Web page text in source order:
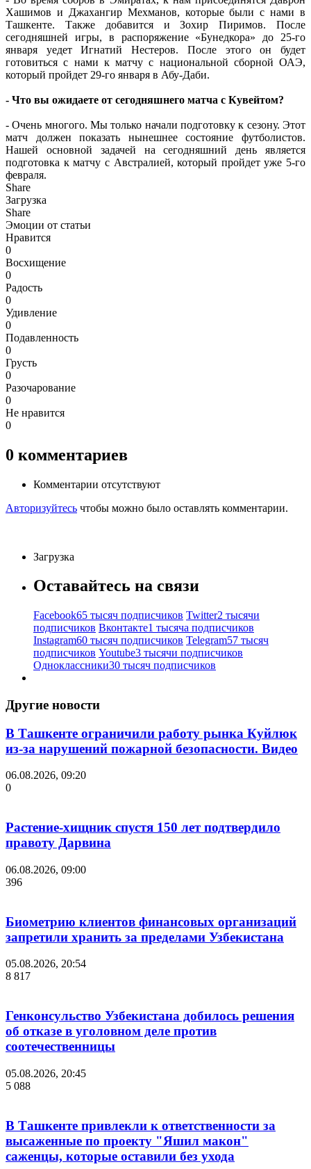
Хашимов и Джахангир Мехманов, которые были с нами в
Ташкенте. Также добавится и Зохир Пиримов. После
сегодняшней игры, в распоряжение «Бунедкора» до 25-го
января уедет Игнатий Нестеров. После этого он будет
готовиться с нами к матчу с национальной сборной ОАЭ,
который пройдет 29-го января в Абу-Даби.
- Что вы ожидаете от сегодняшнего матча с Кувейтом?
- Очень многого. Мы только начали подготовку к сезону. Этот
матч должен показать нынешнее состояние футболистов.
Нашей основной задачей на сегодняшний день является
подготовка к матчу с Австралией, который пройдет уже 5-го
февраля.
Share
Загрузка
Share
Эмоции от статьи
Нравится
0
Восхищение
0
Радость
0
Удивление
0
Подавленность
0
Грусть
0
Разочарование
0
Не нравится
0
0 комментариев
Комментарии отсутствуют
Авторизуйтесь чтобы можно было оставлять комментарии.
Загрузка
Оставайтесь на связи
Facebook65 тысяч подписчиков Twitter2 тысячи
подписчиков Вконтакте1 тысяча подписчиков
Instagram60 тысяч подписчиков Telegram57 тысяч
подписчиков Youtube3 тысячи подписчиков
Одноклассники30 тысяч подписчиков
Другие новости
В Ташкенте ограничили работу рынка Куйлюк
из-за нарушений пожарной безопасности. Видео
06.08.2026, 09:20
0
Растение-хищник спустя 150 лет подтвердило
правоту Дарвина
06.08.2026, 09:00
396
Биометрию клиентов финансовых организаций
запретили хранить за пределами Узбекистана
05.08.2026, 20:54
8 817
Генконсульство Узбекистана добилось решения
об отказе в уголовном деле против
соотечественницы
05.08.2026, 20:45
5 088
В Ташкенте привлекли к ответственности за
высаженные по проекту "Яшил макон"
саженцы, которые оставили без ухода